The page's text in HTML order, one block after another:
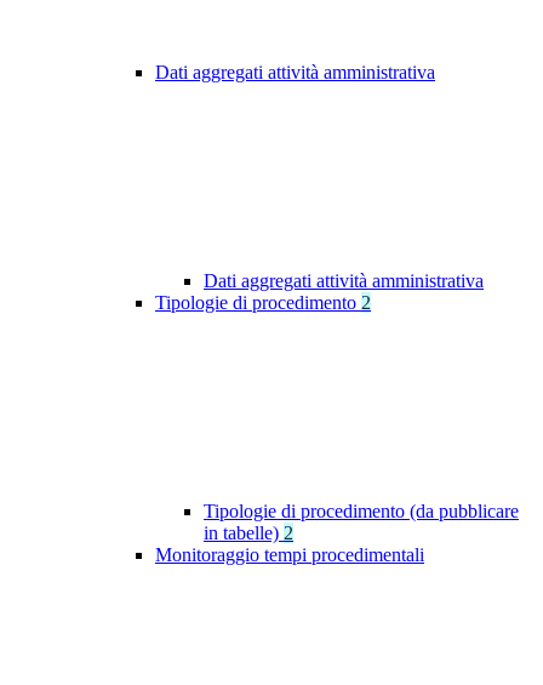
Dati aggregati attività amministrativa
Dati aggregati attività amministrativa
Tipologie di procedimento 2
Tipologie di procedimento (da pubblicare
in tabelle) 2
Monitoraggio tempi procedimentali